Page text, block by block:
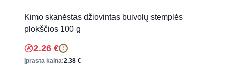
Kimo skanėstas džiovintas buivolų stemplės
plokščios 100 g
2.26 € !
Įprasta kaina:2.38 €